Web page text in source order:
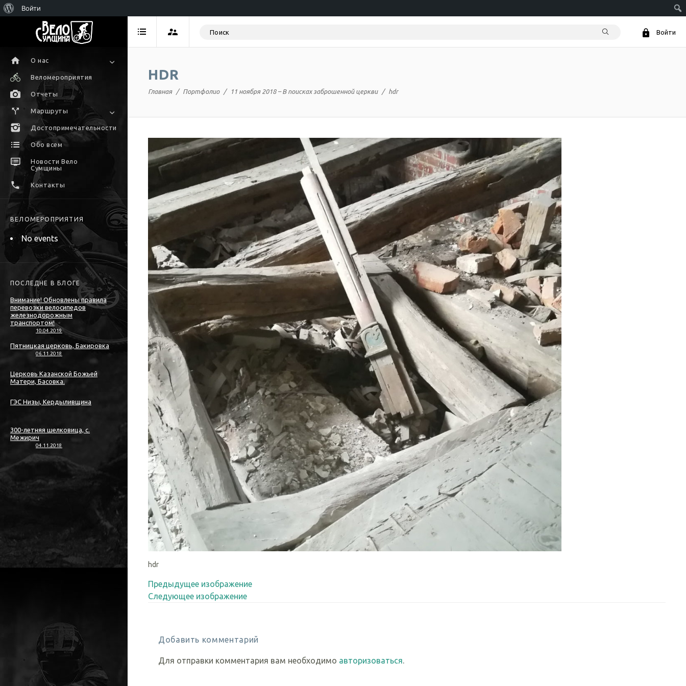
О нас
Веломероприятия
Отчеты
Маршруты
Достопримечательности
Обо всем
Новости Вело
Сумщины
Контакты
ВЕЛОМЕРОПРИЯТИЯ
No events
ПОСЛЕДНЕ В БЛОГЕ
Внимание! Обновлены правила
перевозки велосипедов
железнодорожным
транспортом!
10.04.2019
Пятницкая церковь, Бакировка
06.11.2018
Церковь Казанской Божьей
Матери, Басовка.
ГЭС Низы, Кердыливщина
300-летняя шелковица, с.
Межирич
04.11.2018
Войти
HDR
Главная Портфолио 11 ноября 2018 – В поисках заброшенной церкви hdr
hdr
Предыдущее изображение
Следующее изображение
Добавить комментарий
Для отправки комментария вам необходимо авторизоваться.
Войти